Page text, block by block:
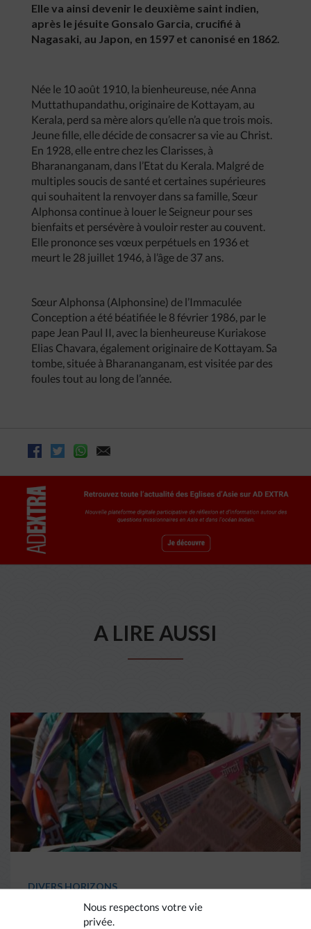
Nous respectons votre vie
privée.
Elle va ainsi devenir le deuxième saint indien,
après le jésuite Gonsalo Garcia, crucifié à
Nagasaki, au Japon, en 1597 et canonisé en 1862.
Née le 10 août 1910, la bienheureuse, née Anna
Muttathupandathu, originaire de Kottayam, au
Kerala, perd sa mère alors qu’elle n’a que trois mois.
Jeune fille, elle décide de consacrer sa vie au Christ.
En 1928, elle entre chez les Clarisses, à
Bharananganam, dans l’Etat du Kerala. Malgré de
multiples soucis de santé et certaines supérieures
qui souhaitent la renvoyer dans sa famille, Sœur
Alphonsa continue à louer le Seigneur pour ses
bienfaits et persévère à vouloir rester au couvent.
Elle prononce ses vœux perpétuels en 1936 et
meurt le 28 juillet 1946, à l’âge de 37 ans.
Sœur Alphonsa (Alphonsine) de l’Immaculée
Conception a été béatifiée le 8 février 1986, par le
pape Jean Paul II, avec la bienheureuse Kuriakose
Elias Chavara, également originaire de Kottayam. Sa
tombe, située à Bharananganam, est visitée par des
foules tout au long de l’année.
A LIRE AUSSI
DIVERS HORIZONS